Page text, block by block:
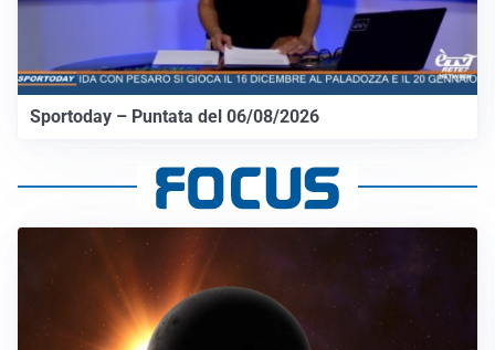
Sportoday – Puntata del 06/08/2026